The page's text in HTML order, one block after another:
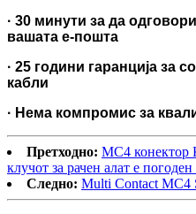
· 30 минути за да
вашата е-пошта
· 25 години гаранција за
кабли
· Нема компромис за
Претходно: MC4 конектор
клучот за рачен алат е
Следно: Multi Contact MC4